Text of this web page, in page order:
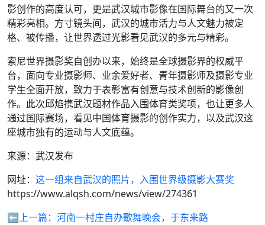
影创作的高度认可，更是武汉城市影像在国际舞台的又一次
精彩亮相。方寸镜头间，武汉的城市活力与人文魅力被定
格、被传播，让世界透过光影看见武汉的多元与精彩。
索尼世界摄影奖自创办以来，始终是全球摄影界的权威平
台，面向专业摄影师、业余爱好者、青年摄影师及摄影专业
学生全面开放，致力于表彰富有创意与技术创新的影像创
作。此次邱焰携武汉题材作品入围体育类奖项，也让更多人
通过国际赛场，看见中国体育摄影的创作实力，以及武汉这
座城市独有的运动与人文底蕴。
来源：武汉发布
网址： 这一组来自武汉的照片，入围世界级摄影大赛奖
https://www.alqsh.com/news/view/274361
⬅️上一篇： 河南一村庄自办歌舞晚会，于东来路